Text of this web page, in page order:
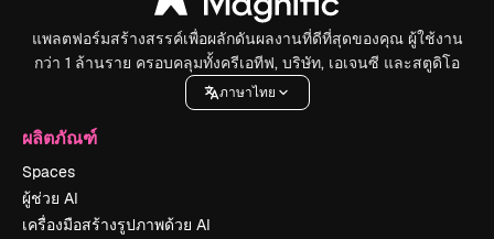
แพลตฟอร์มสร้างสรรค์เพื่อผลักดันผลงานที่ดีที่สุดของคุณ ผู้ใช้งาน
กว่า 1 ล้านราย ครอบคลุมทั้งครีเอทีฟ, บริษัท, เอเจนซี และสตูดิโอ
ภาษาไทย
ผลิตภัณฑ์
Spaces
ผู้ช่วย AI
เครื่องมือสร้างรูปภาพด้วย AI